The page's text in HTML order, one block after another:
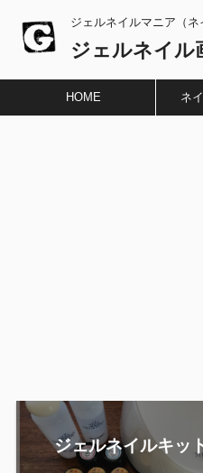
ジェルネイルマニア（ネ
ジェルネイル
HOME ネ
ジェルネイルキッ